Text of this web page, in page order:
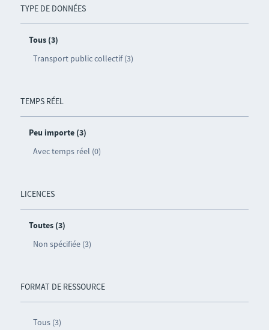
TYPE DE DONNÉES
Tous (3)
Transport public collectif (3)
TEMPS RÉEL
Peu importe (3)
Avec temps réel (0)
LICENCES
Toutes (3)
Non spécifiée (3)
FORMAT DE RESSOURCE
Tous (3)